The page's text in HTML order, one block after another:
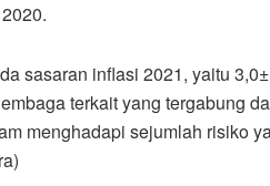
sasaran inflasi 2021, yaitu
terkait yang tergabung
menghadapi sejumlah risiko